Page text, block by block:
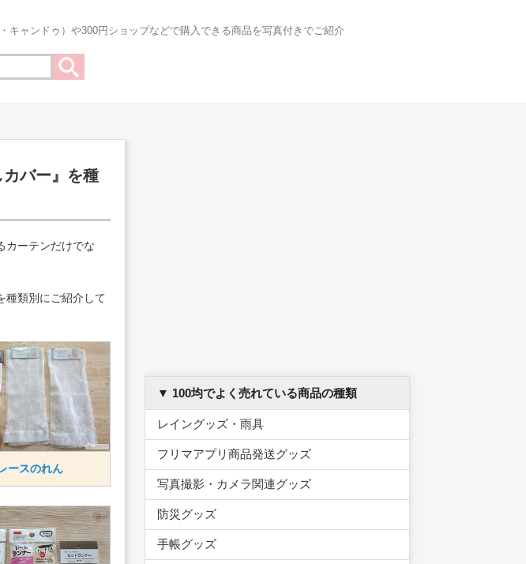
キャンドゥ）や300円ショップなどで購入できる商品を写真付きでご紹介
バー』を種
カーテンだけでな
種類別にご紹介して
ースのれん
▼ 100均でよく売れている商品の種類
レイングッズ・雨具
フリマアプリ商品発送グッズ
写真撮影・カメラ関連グッズ
防災グッズ
手帳グッズ